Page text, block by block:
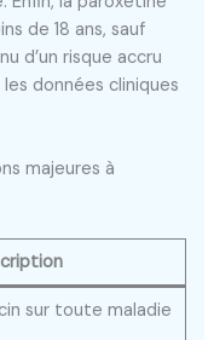
de 18 ans, sauf
d’un risque accru
données cliniques
majeures à
sur toute maladie